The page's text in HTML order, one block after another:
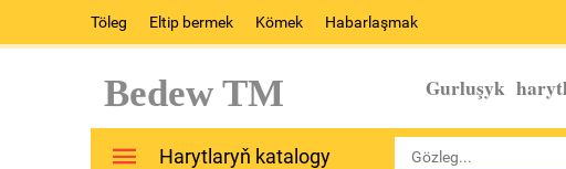
Töleg Eltip bermek Kömek Habarlaşmak
Bedew TM Gurluşyk
Harytlaryň katalogy